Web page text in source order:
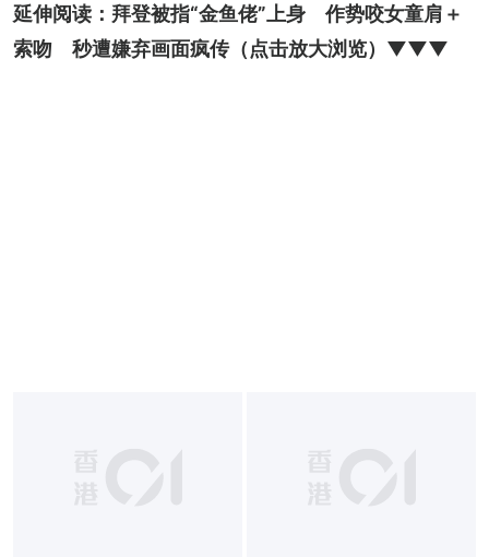
延伸阅读： 拜登被指“金鱼佬”上身　作势咬女童肩＋
索吻　秒遭嫌弃画面疯传（点击放大浏览）▼▼▼